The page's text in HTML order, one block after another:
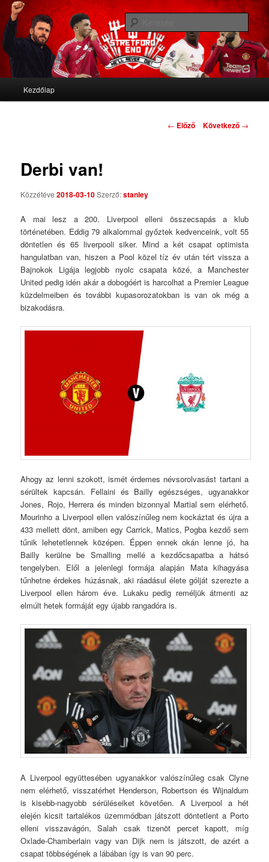
Stretford End
We'll never die
Tovább az elsődleges tartalomra
Tovább a másodlagos tartalomra
Kezdőlap
Bejegyzés navigáció
← Előző Következő →
Derbi van!
Közzétéve2018-03-10Szerző:stanley
A mai lesz a 200. Liverpool elleni összecsapás a klub
történetében. Eddig 79 alkalommal győztek kedvenceink, volt 55
döntetlen és 65 liverpooli siker. Mind a két csapat optimista
hangulatban van, hiszen a Pool közel tíz év után tért vissza a
Bajnokok Ligája legjobb nyolc csapata közé, a Manchester
United pedig idén akár a dobogóért is harcolhat a Premier League
küzdelmeiben és további kupasorozatokban is van ok még a
bizakodásra.
Ahogy az lenni szokott, ismét érdemes névsorolvasást tartani a
sérültek kapcsán. Fellaini és Bailly egészséges, ugyanakkor
Jones, Rojo, Herrera és minden bizonnyal Martial sem elérhető.
Mourinho a Liverpool ellen valószínűleg nem kockáztat és újra a
433 mellett dönt, amiben egy Carrick, Matics, Pogba kezdő sem
tűnik lehetetlennek középen. Éppen ennek okán lenne jó, ha
Bailly kerülne be Smalling mellé a kezdőcsapatba a hátsó
tengelyben. Elől a jelenlegi formája alapján Mata kihagyása
tűnhetne érdekes húzásnak, aki ráadásul élete gólját szerezte a
Liverpool ellen három éve. Lukaku pedig reméljük átmenti az
elmúlt hetek formáját egy újabb rangadóra is.
A Liverpool együttesében ugyanakkor valószínűleg csak Clyne
nem elérhető, visszatérhet Henderson, Robertson és Wijnaldum
is kisebb-nagyobb sérüléseiket követően. A Liverpool a hét
elején kicsit tartalékos üzemmódban játszott döntetlent a Porto
elleni visszavágón, Salah csak tizenöt percet kapott, míg
Oxlade-Chamberlain vagy van Dijk nem is játszott, de azért a
csapat többségének a lábában így is van 90 perc.